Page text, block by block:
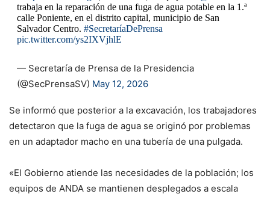
trabaja en la reparación de una fuga de agua potable en la 1.ª
calle Poniente, en el distrito capital, municipio de San
Salvador Centro. #SecretaríaDePrensa
pic.twitter.com/ys2IXVjhlE
— Secretaría de Prensa de la Presidencia
(@SecPrensaSV) May 12, 2026
Se informó que posterior a la excavación, los trabajadores
detectaron que la fuga de agua se originó por problemas
en un adaptador macho en una tubería de una pulgada.
«El Gobierno atiende las necesidades de la población; los
equipos de ANDA se mantienen desplegados a escala